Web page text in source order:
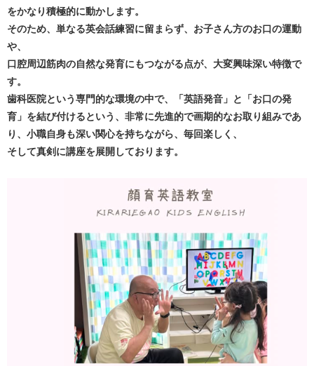
をかなり積極的に動かします。
そのため、単なる英会話練習に留まらず、お子さん方のお口の運動
や、
口腔周辺筋肉の自然な発育にもつながる点が、大変興味深い特徴で
す。
歯科医院という専門的な環境の中で、「英語発音」と「お口の発
育」を結び付けるという、非常に先進的で画期的なお取り組みであ
り、小職自身も深い関心を持ちながら、毎回楽しく、
そして真剣に講座を展開しております。